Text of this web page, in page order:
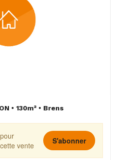
• 130m² • Brens
vente
S'abonner